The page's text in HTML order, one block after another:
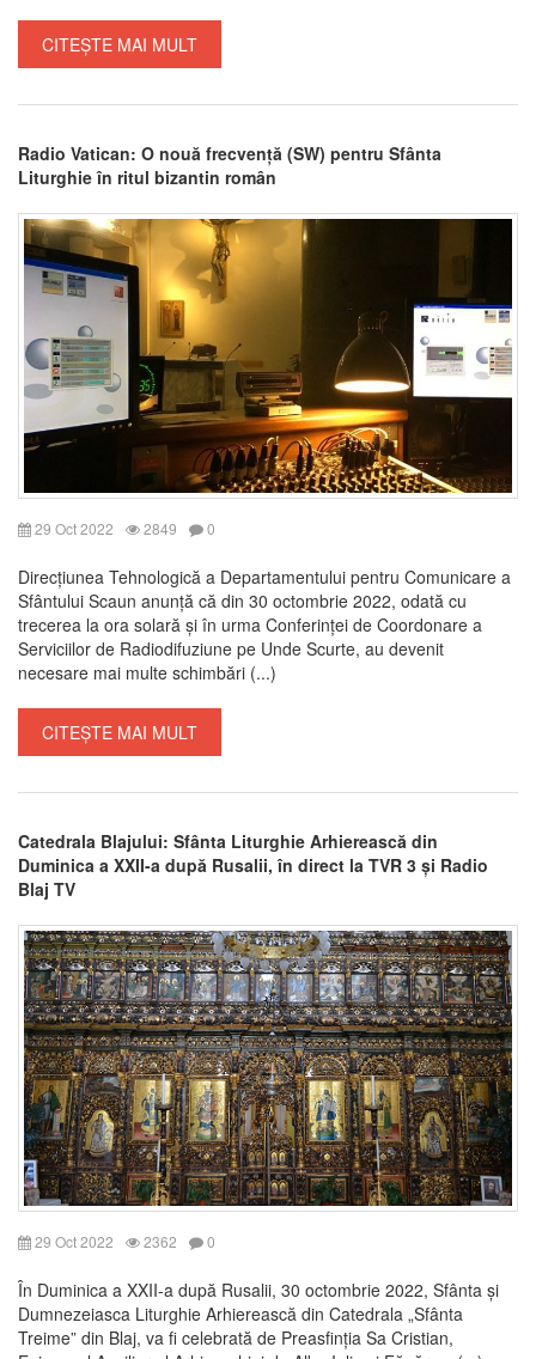
CITEȘTE MAI MULT
Radio Vatican: O nouă frecvență (SW) pentru Sfânta
Liturghie în ritul bizantin român
29 Oct 2022 2849 0
Direcțiunea Tehnologică a Departamentului pentru Comunicare a
Sfântului Scaun anunță că din 30 octombrie 2022, odată cu
trecerea la ora solară și în urma Conferinței de Coordonare a
Serviciilor de Radiodifuziune pe Unde Scurte, au devenit
necesare mai multe schimbări (...)
CITEȘTE MAI MULT
Catedrala Blajului: Sfânta Liturghie Arhierească din
Duminica a XXII-a după Rusalii, în direct la TVR 3 și Radio
Blaj TV
29 Oct 2022 2362 0
În Duminica a XXII-a după Rusalii, 30 octombrie 2022, Sfânta și
Dumnezeiasca Liturghie Arhierească din Catedrala „Sfânta
Treime” din Blaj, va fi celebrată de Preasfinția Sa Cristian,